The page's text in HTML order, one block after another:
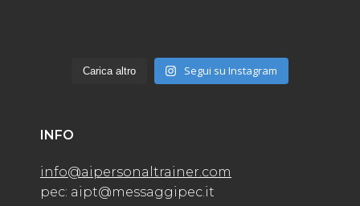
Carica altro Segui su Instagram
INFO
info@aipersonaltrainer.com
pec: aipt@messaggipec.it